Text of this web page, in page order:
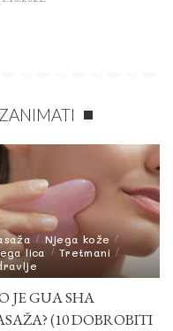
Njega kože
lica
Tretmani
JE GUA SHA
(10 DOBROBITI